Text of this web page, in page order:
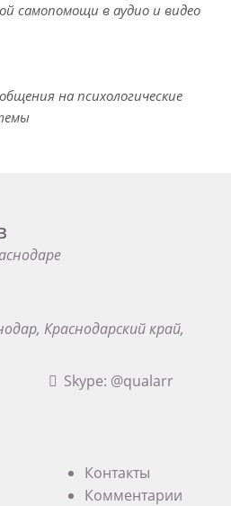
самопомощи в аудио и видео
на психологические
Краснодарский край,
Skype: @qualarr
Контакты
Комментарии